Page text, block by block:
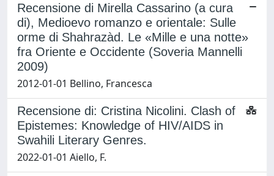
Recensione di Mirella Cassarino (a cura
di), Medioevo romanzo e orientale: Sulle
orme di Shahrazàd. Le «Mille e una notte»
fra Oriente e Occidente (Soveria Mannelli
2009)
2012-01-01 Bellino, Francesca
Recensione di: Cristina Nicolini. Clash of
Epistemes: Knowledge of HIV/AIDS in
Swahili Literary Genres.
2022-01-01 Aiello, F.